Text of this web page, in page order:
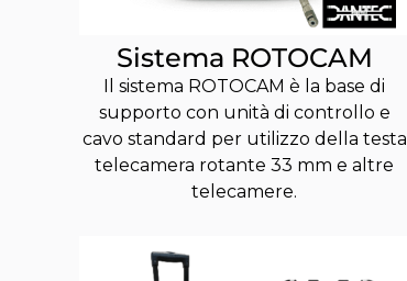
Sistema ROTOCAM
Il sistema ROTOCAM è la base di
supporto con unità di controllo e
cavo standard per utilizzo della testa
telecamera rotante 33 mm e altre
telecamere.